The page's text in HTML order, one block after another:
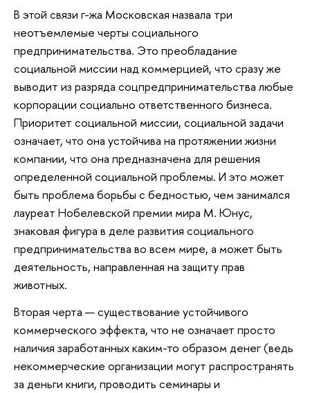
В этой связи г-жа Московская назвала три
неотъемлемые черты социального
предпринимательства. Это преобладание
социальной миссии над коммерцией, что сразу же
выводит из разряда соцпредпринимательства любые
корпорации социально ответственного бизнеса.
Приоритет социальной миссии, социальной задачи
означает, что она устойчива на протяжении жизни
компании, что она предназначена для решения
определенной социальной проблемы. И это может
быть проблема борьбы с бедностью, чем занимался
лауреат Нобелевской премии мира М. Юнус,
знаковая фигура в деле развития социального
предпринимательства во всем мире, а может быть
деятельность, направленная на защиту прав
животных.
Вторая черта — существование устойчивого
коммерческого эффекта, что не означает просто
наличия заработанных каким-то образом денег (ведь
некоммерческие организации могут распространять
за деньги книги, проводить семинары и